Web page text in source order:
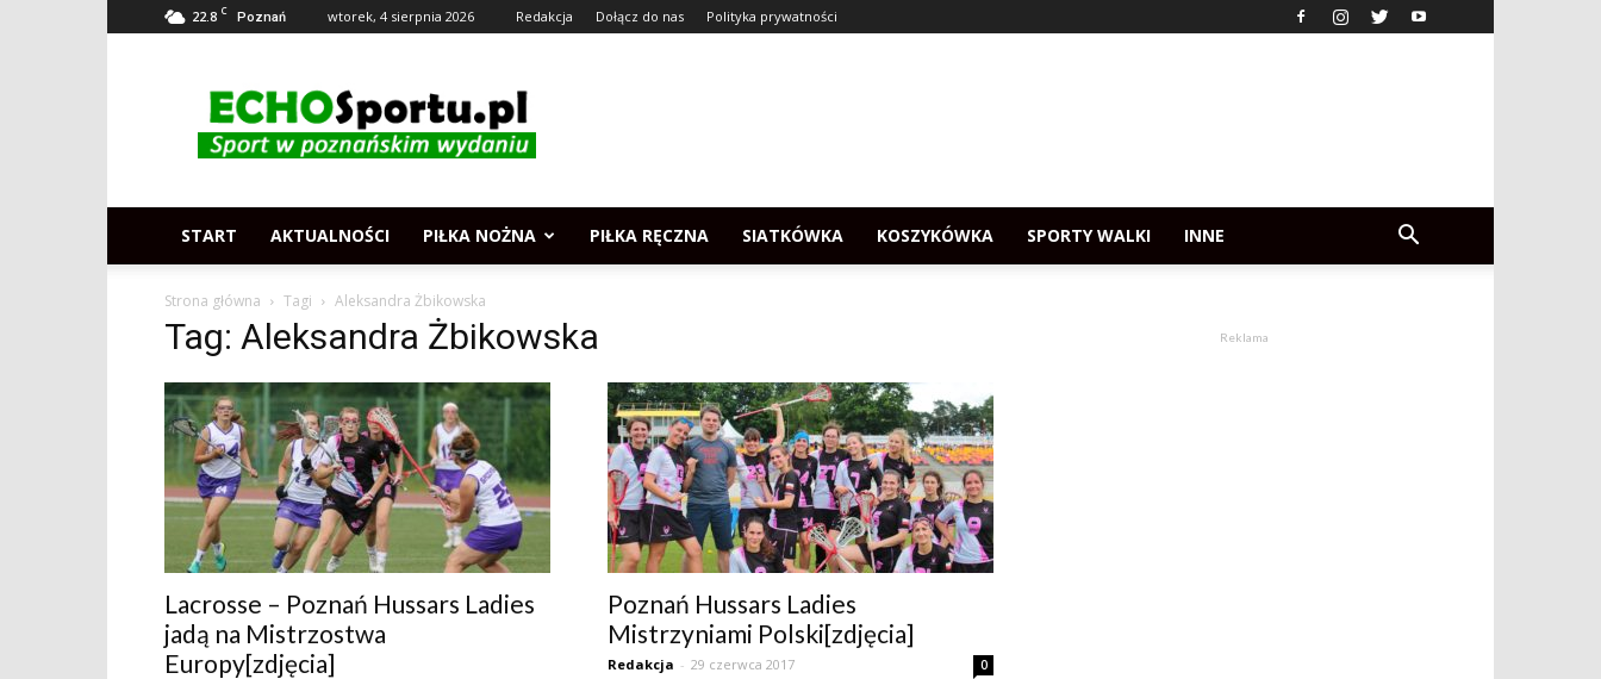
22.8 C Poznań wtorek, 4 sierpnia 2026 Redakcja Dołącz do nas Polityka prywatności
–
Sport
w
START AKTUALNOŚCI PIŁKA NOŻNA PIŁKA RĘCZNA SIATKÓWKA KOSZYKÓWKA SPORTY WALKI INNE
Strona główna Tagi Aleksandra Żbikowska
Tag: Aleksandra Żbikowska
Lacrosse – Poznań Hussars Ladies
jadą na Mistrzostwa
Europy[zdjęcia]
Poznań Hussars Ladies
Mistrzyniami Polski[zdjęcia]
Redakcja - 29 czerwca 2017 0
Reklama